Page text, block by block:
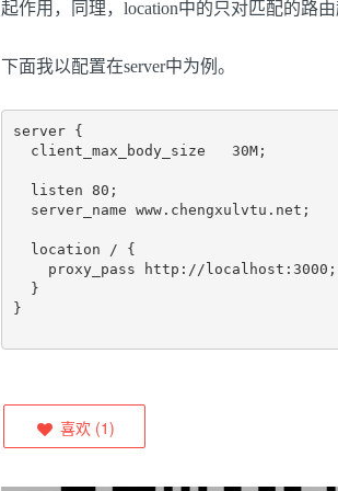
起作用，同理，location中的只对匹配的路由
下面我以配置在server中为例。
server {
  client_max_body_size   30M;
  listen 80;
  server_name www.chengxulvtu.net;
  location / {
    proxy_pass http://localhost:3000;
  }
}
喜欢 (1)